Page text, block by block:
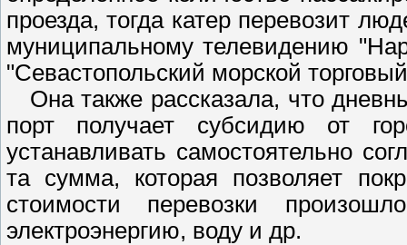
проезда, тогда катер перевозит
муниципальному телевидению
"Севастопольский морской
Она также рассказала, что
порт получает субсидию от
устанавливать самостоятельно
та сумма, которая позволяет
стоимости перевозки
электроэнергию, воду и др.